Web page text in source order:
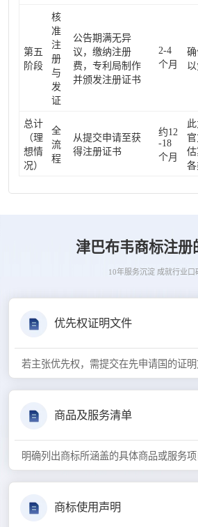
第五
阶段
核
准
注
册
与
发
证
公告期满无异
议，缴纳注册
费，专利局制作
并颁发注册证书
2-4
个月
确
总计
（理
想情
况）
全
流
程
从提交申请至获
得注册证书
约12
-18
个月
各
津巴布韦商标注册
10年服务沉淀 成就行业口
优先权证明文件
若主张优先权，需提交在先申请国的证明
商品及服务清单
明确列出商标所涵盖的具体商品或服务项
商标使用声明